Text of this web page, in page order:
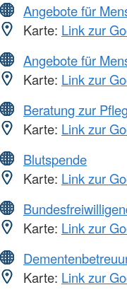
Angebote für
Karte: Link zur
Angebote für
Karte: Link zur
Beratung zur
Karte: Link zur
Blutspende
Karte: Link zur
Karte: Link zur
Karte: Link zur